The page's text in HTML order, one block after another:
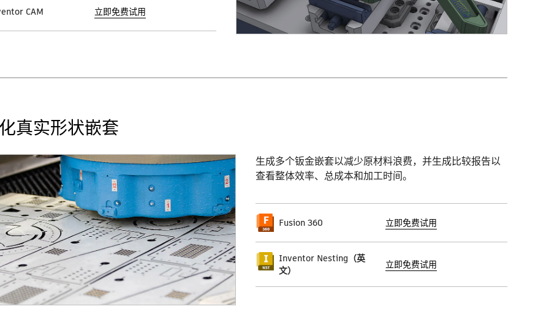
CAM 立即免费试用
真实形状嵌套
生成多个钣金嵌套以减少原材料浪费，并生成比较报告以
查看整体效率、总成本和加工时间。
Fusion 360 立即免费试用
Inventor Nesting（英
文）
立即免费试用